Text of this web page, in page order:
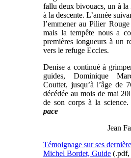
fallu deux bivouacs, un à la
à la descente. L’année
l’emmener au Pilier
mais la tempête nous a
premières longueurs à un
vers le refuge Eccles.
Denise a continué à
guides, Dominique
Couttet, jusqu’à l’âge de
décédée au mois de mai
de son corps à la science.
pace
Jean
Témoignage sur ses
Michel Bordet, Guide (.pdf,